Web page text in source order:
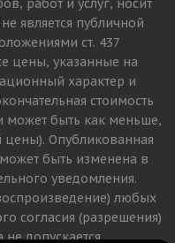
работ и услуг, носит
является публичной
ст. 437
цены, указанные на
характер и
стоимость
может быть как меньше,
Опубликованная
быть изменена в
уведомления.
любых
согласия (разрешения)
допускается.